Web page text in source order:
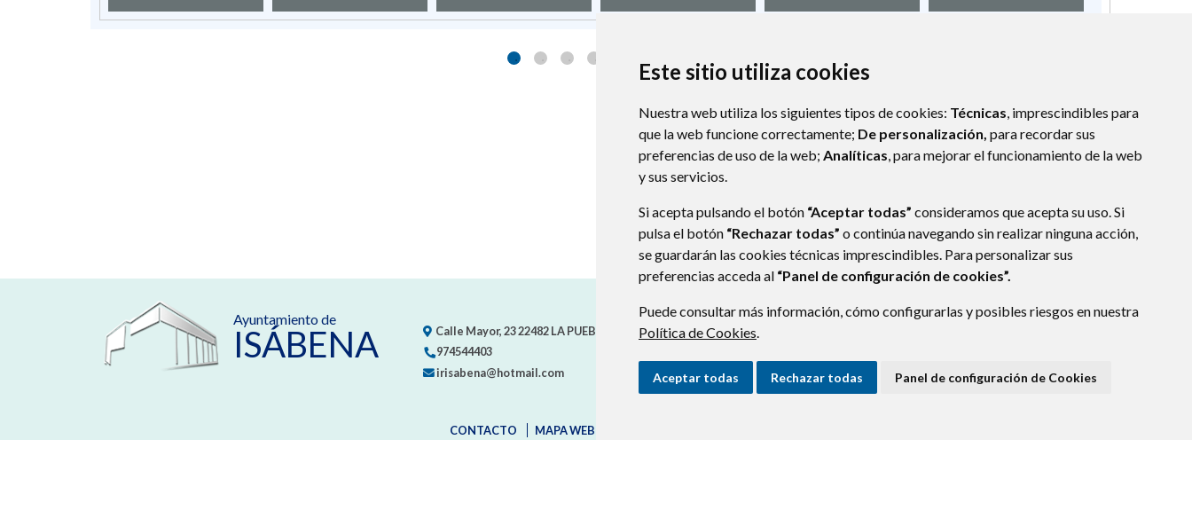
Este sitio utiliza cookies
Nuestra web utiliza los siguientes tipos de cookies: Técnicas, imprescindibles para
que la web funcione correctamente; De personalización, para recordar sus
preferencias de uso de la web; Analíticas, para mejorar el funcionamiento de la web
y sus servicios.
Si acepta pulsando el botón “Aceptar todas” consideramos que acepta su uso. Si
pulsa el botón “Rechazar todas” o continúa navegando sin realizar ninguna acción,
se guardarán las cookies técnicas imprescindibles. Para personalizar sus
preferencias acceda al “Panel de configuración de cookies”.
Puede consultar más información, cómo configurarlas y posibles riesgos en nuestra
Política de Cookies.
Aceptar todas Rechazar todas Panel de configuración de Cookies
Ayuntamiento de
ISÁBENA Calle Mayor, 2322482LA PUEBLA DE RODA (HUESCA)- ARAGÓN
974544403
irisabena@hotmail.com
CONTACTO MAPA WEB